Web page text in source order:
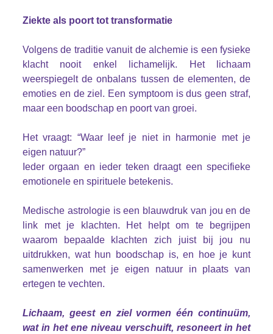
Ziekte als poort tot transformatie
Volgens de traditie vanuit de alchemie is een fysieke
klacht nooit enkel lichamelijk. Het lichaam
weerspiegelt de onbalans tussen de elementen, de
emoties en de ziel. Een symptoom is dus geen straf,
maar een boodschap en poort van groei.
Het vraagt: “Waar leef je niet in harmonie met je
eigen natuur?”
Ieder orgaan en ieder teken draagt een specifieke
emotionele en spirituele betekenis.
Medische astrologie is een blauwdruk van jou en de
link met je klachten. Het helpt om te begrijpen
waarom bepaalde klachten zich juist bij jou nu
uitdrukken, wat hun boodschap is, en hoe je kunt
samenwerken met je eigen natuur in plaats van
ertegen te vechten.
Lichaam, geest en ziel vormen één continuüm,
wat in het ene niveau verschuift, resoneert in het